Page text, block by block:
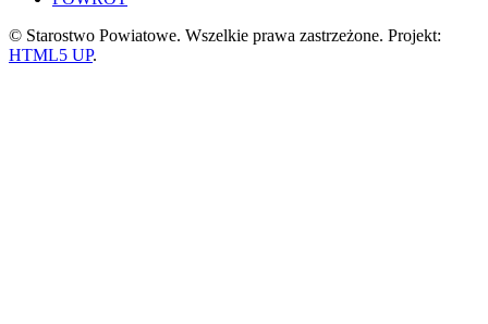
© Starostwo Powiatowe. Wszelkie prawa zastrzeżone. Projekt:
HTML5 UP.